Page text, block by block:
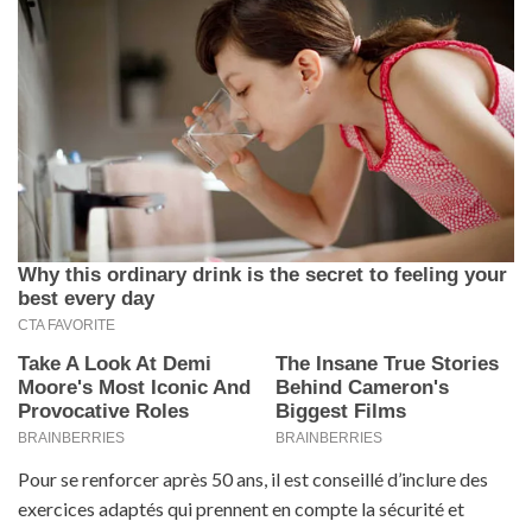
Pour se renforcer après 50 ans, il est conseillé d’inclure des
exercices adaptés qui prennent en compte la sécurité et